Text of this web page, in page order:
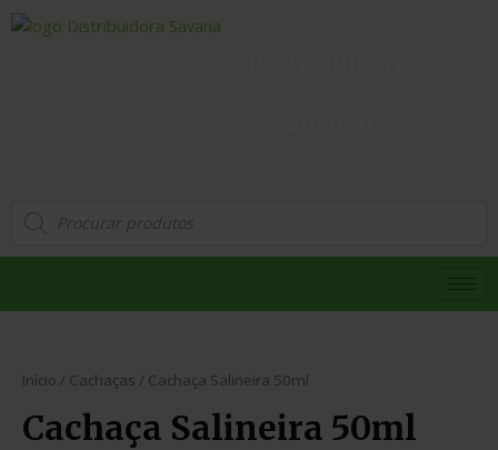
Início / Cachaças / Cachaça Salineira 50ml
Cachaça Salineira 50ml